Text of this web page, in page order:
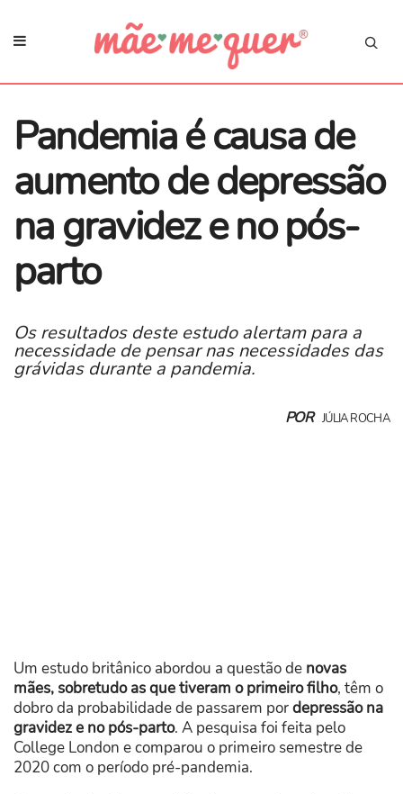
Pandemia é causa de
aumento de depressão
na gravidez e no pós-
parto
Os resultados deste estudo alertam para a
necessidade de pensar nas necessidades das
grávidas durante a pandemia.
POR JÚLIA ROCHA
Um estudo britânico abordou a questão de novas
mães, sobretudo as que tiveram o primeiro filho, têm o
dobro da probabilidade de passarem pordepressão na
gravidez e no pós-parto. A pesquisa foi feita pelo
College London e comparou o primeiro semestre de
2020 com o período pré-pandemia.